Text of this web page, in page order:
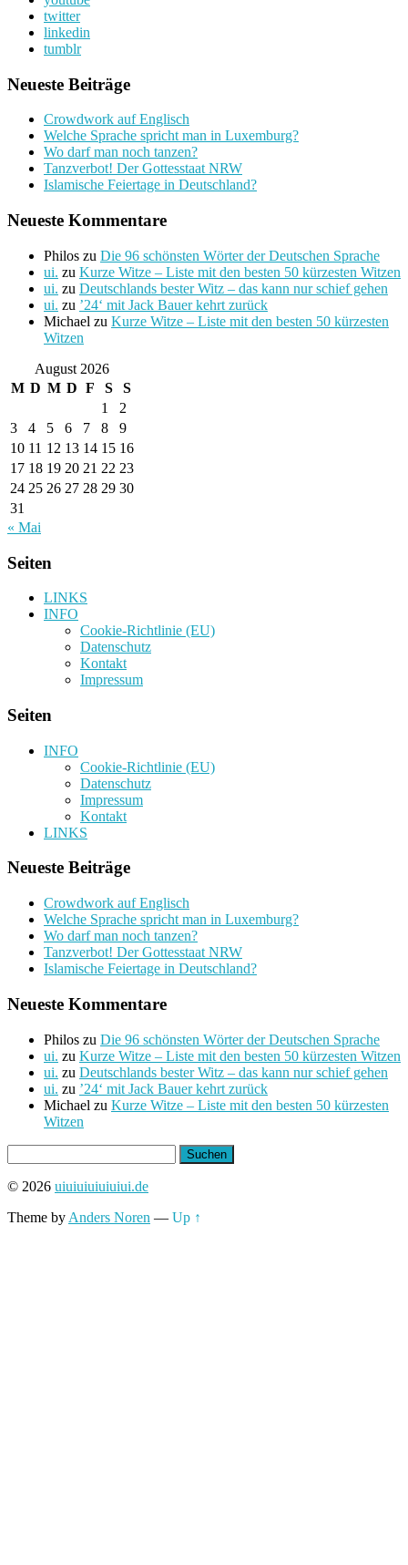
twitter
linkedin
tumblr
Neueste Beiträge
Crowdwork auf Englisch
Welche Sprache spricht man in Luxemburg?
Wo darf man noch tanzen?
Tanzverbot! Der Gottesstaat NRW
Islamische Feiertage in Deutschland?
Neueste Kommentare
Philos zu Die 96 schönsten Wörter der Deutschen Sprache
ui. zu Kurze Witze – Liste mit den besten 50 kürzesten Witzen
ui. zu Deutschlands bester Witz – das kann nur schief gehen
ui. zu ’24‘ mit Jack Bauer kehrt zurück
Michael zu Kurze Witze – Liste mit den besten 50 kürzesten
Witzen
August 2026
M D M D F S
S
1
2
3
4 5 6 7 8
9
10 11 12 13 14 15 16
17 18 19 20 21 22 23
24 25 26 27 28 29 30
31
« Mai
Seiten
LINKS
INFO
Cookie-Richtlinie (EU)
Datenschutz
Kontakt
Impressum
Seiten
INFO
Cookie-Richtlinie (EU)
Datenschutz
Impressum
Kontakt
LINKS
Neueste Beiträge
Crowdwork auf Englisch
Welche Sprache spricht man in Luxemburg?
Wo darf man noch tanzen?
Tanzverbot! Der Gottesstaat NRW
Islamische Feiertage in Deutschland?
Neueste Kommentare
Philos zu Die 96 schönsten Wörter der Deutschen Sprache
ui. zu Kurze Witze – Liste mit den besten 50 kürzesten Witzen
ui. zu Deutschlands bester Witz – das kann nur schief gehen
ui. zu ’24‘ mit Jack Bauer kehrt zurück
Michael zu Kurze Witze – Liste mit den besten 50 kürzesten
Witzen
nach:
© 2026 uiuiuiuiuiuiui.de
Theme by Anders Noren — Up ↑